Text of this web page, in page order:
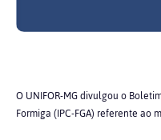
O UNIFOR-MG divulgou o
Formiga (IPC-FGA) referente ao